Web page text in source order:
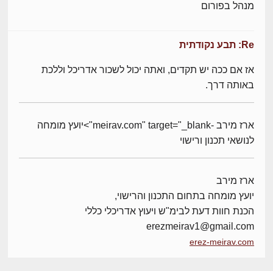
מנהל בפורום
Re: תבע נקודתית
אז אם ככה יש תקדים, ואתה יכול לשכור אדריכל וללכת
באותה דרך.
ארז מירב -meirav.com" target="_blank">יועץ מומחה
לנושאי תכנון ורישוי
ארז מירב
יועץ מומחה בתחום התכנון והרישוי,
הכנת חוות דעת לבימ"ש ויעוץ אדריכלי כללי
erezmeirav1@gmail.com
erez-meirav.com